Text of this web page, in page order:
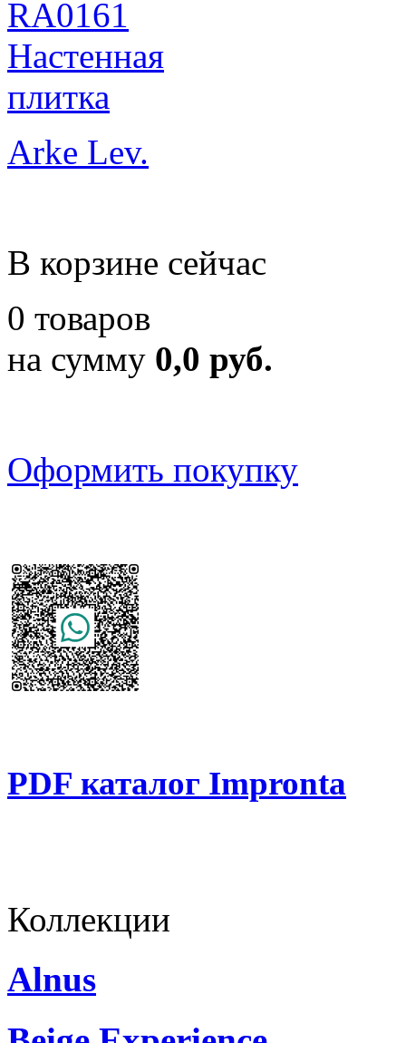
Arke Lev.
В корзине сейчас
0 товаров
на сумму 0,0 руб.
Оформить покупку
PDF каталог Impronta
Коллекции
Alnus